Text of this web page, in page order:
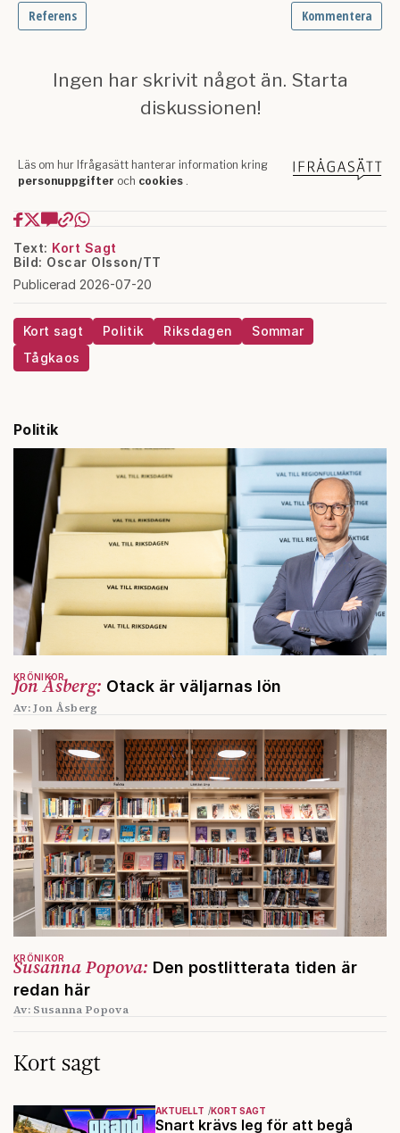
Text: Kort Sagt
Bild: Oscar Olsson/TT
Publicerad 2026-07-20
Kort sagt Politik Riksdagen
Sommar
Tågkaos
Politik
Jon Åsberg: Otack är väljarnas lön
KRÖNIKOR
Av: Jon Åsberg
Susanna Popova: Den postlitterata tiden är
redan här
KRÖNIKOR
Av: Susanna Popova
Kort sagt
AKTUELLT KORT SAGT
Snart krävs leg för att begå